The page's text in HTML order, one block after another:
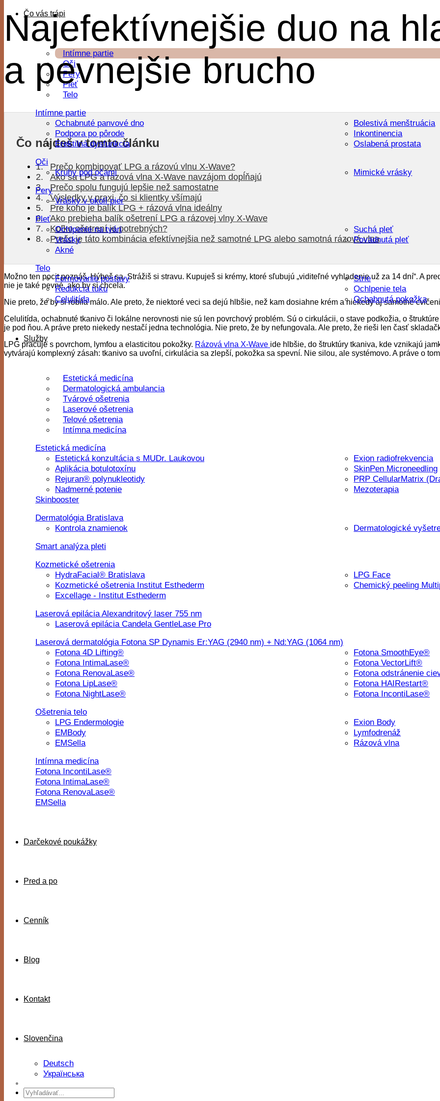
Čo vás trápi
Intímne partie
Oči
Pery
Pleť
Telo
Intímne partie
Ochabnuté panvové dno
Podpora po pôrode
Erektilná dysfunkcia
Bolestivá menštruácia
Inkontinencia
Oslabená prostata
Oči
Kruhy pod očami
Mimické vrásky
Pery
Vrásky v okolí pier
Pleť
Ochlpenie na tvári
Vrásky
Akné
Suchá pleť
Povädnutá pleť
Telo
Formovanie postavy
Redukcia tuku
Celulitída
Strie
Ochlpenie tela
Ochabnutá pokožka
Služby
Estetická medicína
Dermatologická ambulancia
Tvárové ošetrenia
Laserové ošetrenia
Telové ošetrenia
Intímna medicína
Estetická medicína
Estetická konzultácia s MUDr. Laukovou
Aplikácia botulotoxínu
Rejuran® polynukleotidy
Nadmerné potenie
Exion radiofrekvencia
SkinPen Microneedling
PRP CellularMatrix
Mezoterapia
Skinbooster
Dermatológia Bratislava
Kontrola znamienok
Dermatologické
Smart analýza pleti
Kozmetické ošetrenia
HydraFacial® Bratislava
Kozmetické ošetrenia Institut Esthederm
Excellage - Institut Esthederm
LPG Face
Chemický peeling
Laserová epilácia Alexandritový laser 755 nm
Laserová epilácia Candela GentleLase Pro
Laserová dermatológia Fotona SP Dynamis Er:YAG (2940 nm) + Nd:YAG (1064 nm)
Fotona 4D Lifting®
Fotona IntimaLase®
Fotona RenovaLase®
Fotona LipLase®
Fotona NightLase®
Fotona SmoothEye®
Fotona VectorLift®
Fotona odstránenie
Fotona HAIRestart®
Fotona IncontiLase®
Ošetrenia telo
LPG Endermologie
EMBody
EMSella
Exion Body
Lymfodrenáž
Rázová vlna
Intímna medicína
Fotona IncontiLase®
Fotona IntimaLase®
Fotona RenovaLase®
EMSella
Darčekové poukážky
Pred a po
Cenník
Blog
Kontakt
Slovenčina
Deutsch
Українська
Najefektívnejšie duo na
a pevnejšie brucho
Čo nájdeš v tomto článku
Prečo kombinovať LPG a rázovú vlnu X-Wave?
Ako sa LPG a rázová vlna X-Wave navzájom dopĺňajú
Prečo spolu fungujú lepšie než samostatne
Výsledky v praxi, čo si klientky všímajú
Pre koho je balík LPG + rázová vlna ideálny
Ako prebieha balík ošetrení LPG a rázovej vlny X-Wave
Koľko ošetrení je potrebných?
Prečo je táto kombinácia efektívnejšia než samotné LPG alebo samotná rázová vlna
Možno ten pocit poznáš. Hýbeš sa. Strážiš si stravu. Kupuješ si krémy, ktoré sľubujú „viditeľné vyhladenie už za 14 dní“. A
nie je také pevné, ako by si chcela.
Nie preto, že by si robila málo. Ale preto, že niektoré veci sa dejú hlbšie, než kam dosiahne krém a niekedy aj samotné
Celulitída, ochabnuté tkanivo či lokálne nerovnosti nie sú len povrchový problém. Sú o cirkulácii, o stave podkožia, o
je pod ňou. A práve preto niekedy nestačí jedna technológia. Nie preto, že by nefungovala. Ale preto, že rieši len časť
LPG pracuje s povrchom, lymfou a elasticitou pokožky. Rázová vlna X-Wave ide hlbšie, do štruktúry tkaniva, kde vznikajú
vytvárajú komplexný zásah: tkanivo sa uvoľní, cirkulácia sa zlepší, pokožka sa spevní. Nie silou, ale systémovo. A práve o